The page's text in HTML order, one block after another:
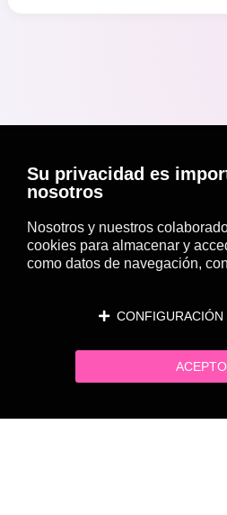
Su privacidad es
nosotros
Nosotros y nuestros
cookies para almacenar y
como datos de navegación,
CONFIGURACIÓN
ACEPTO